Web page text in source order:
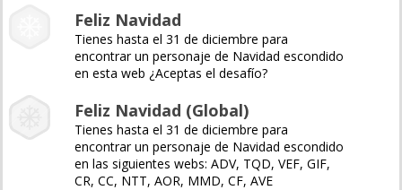
Feliz Navidad
Tienes hasta el 31 de diciembre para
encontrar un personaje de Navidad escondido
en esta web ¿Aceptas el desafío?
Feliz Navidad (Global)
Tienes hasta el 31 de diciembre para
encontrar un personaje de Navidad escondido
en las siguientes webs: ADV, TQD, VEF, GIF,
CR, CC, NTT, AOR, MMD, CF, AVE